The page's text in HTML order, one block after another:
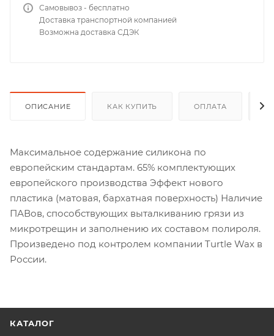
Самовывоз - бесплатно
Доставка транспортной компанией
Возможна доставка СДЭК
ОПИСАНИЕ КАК КУПИТЬ ОПЛАТА
Максимальное содержание силикона по
европейским стандартам. 65% комплектующих
европейского производства Эффект нового
пластика (матовая, бархатная поверхность) Наличие
ПАВов, способствующих выталкиванию грязи из
микротрещин и заполнению их составом полироля.
Произведено под контролем компании Turtle Wax в
России.
КАТАЛОГ